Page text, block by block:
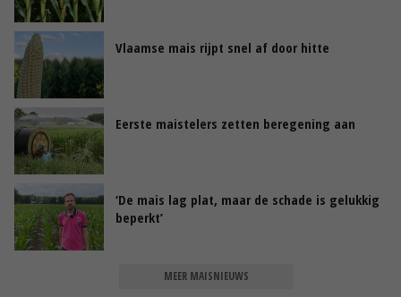
Vlaamse mais rijpt snel af door hitte
Eerste maistelers zetten beregening aan
‘De mais lag plat, maar de schade is gelukkig
beperkt’
MEER MAISNIEUWS